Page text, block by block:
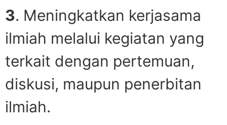
3. Meningkatkan kerjasama
ilmiah melalui kegiatan yang
terkait dengan pertemuan,
diskusi, maupun penerbitan
ilmiah.